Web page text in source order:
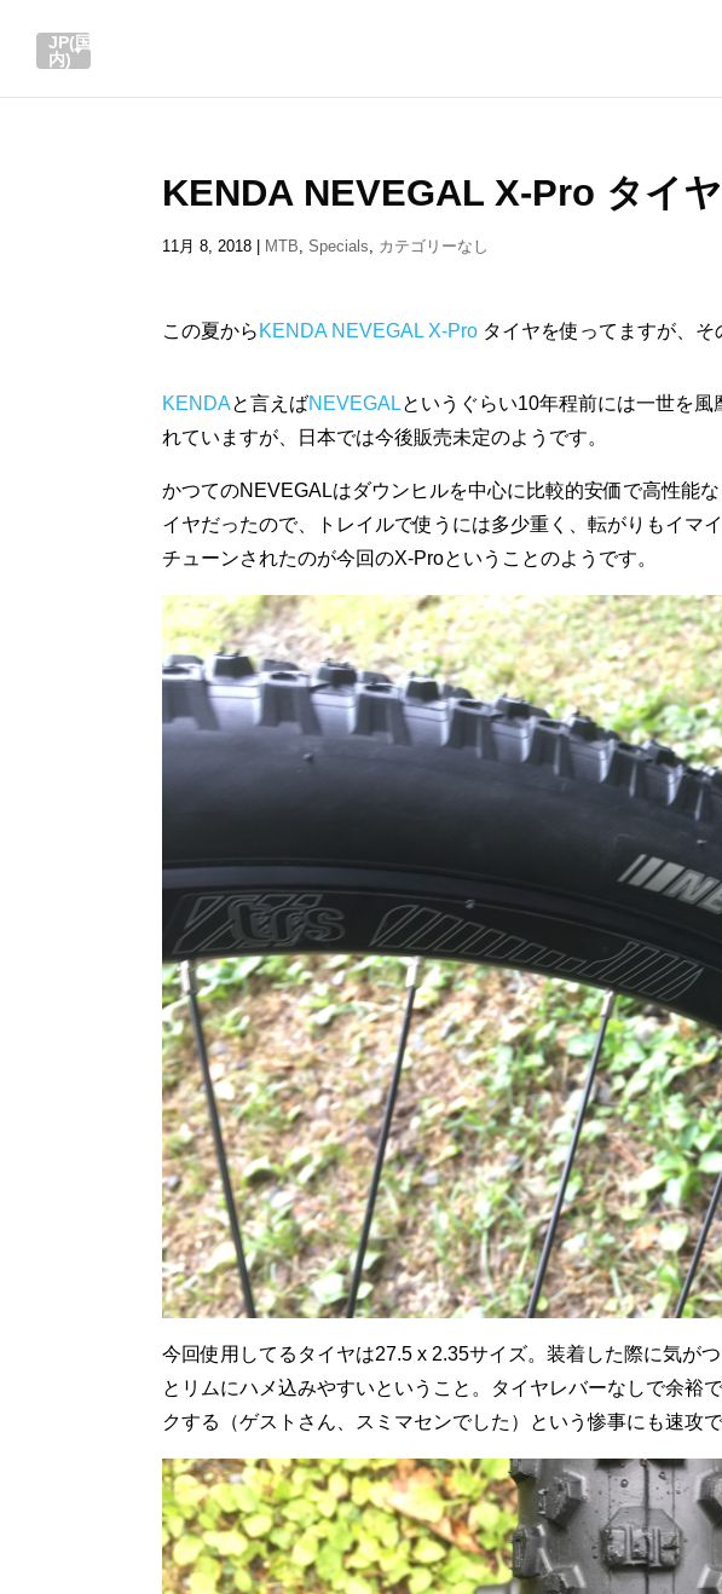
JP(国
内)
KENDA NEVEGAL X-Pro タイ
11月 8, 2018 | MTB ,Specials カテゴリーなし
この夏から KENDA NEVEGAL X-Pro タイヤを使ってますが、そ
KENDAと言えばNEVEGALというぐらい10年程前には一世を
れていますが、日本では今後販売未定のようです。
かつてのNEVEGALはダウンヒルを中心に比較的安価で高性能
イヤだったので、トレイルで使うには多少重く、転がりもイマ
チューンされたのが今回のX-Proということのようです。
今回使用してるタイヤは27.5 x 2.35サイズ。装着した際に気が
とリムにハメ込みやすいということ。タイヤレバーなしで余裕
クする（ゲストさん、スミマセンでした）という惨事にも速攻